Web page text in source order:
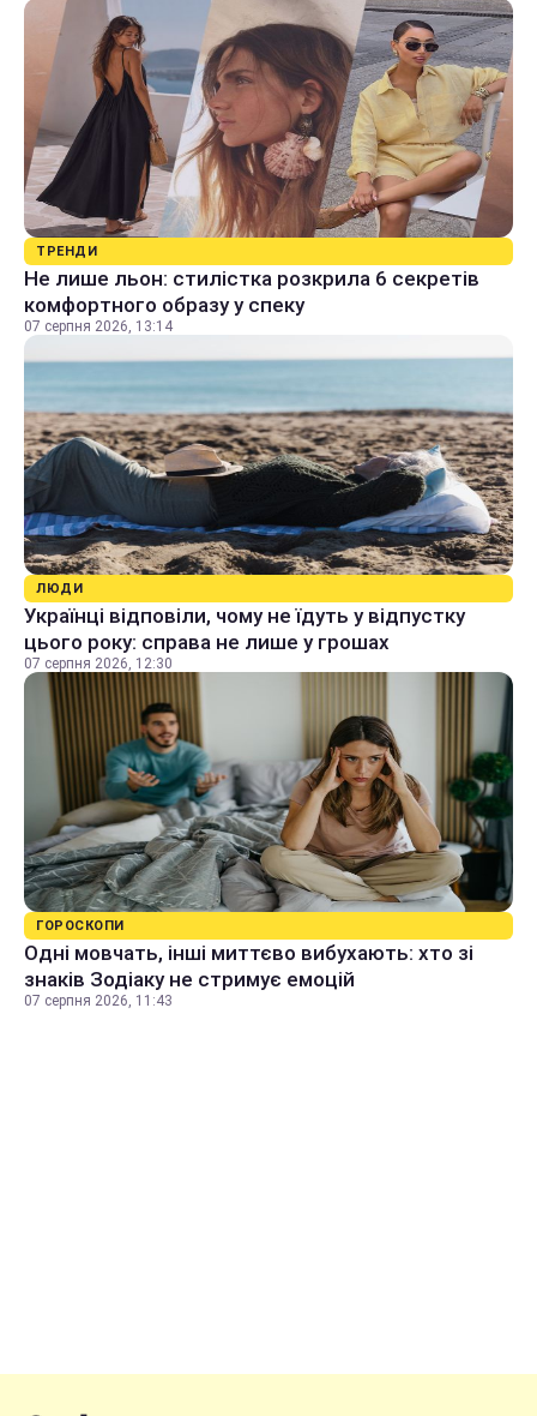
ТРЕНДИ
Не лише льон: стилістка розкрила 6 секретів
комфортного образу у спеку
07 серпня 2026, 13:14
ЛЮДИ
Українці відповіли, чому не їдуть у відпустку
цього року: справа не лише у грошах
07 серпня 2026, 12:30
ГОРОСКОПИ
Одні мовчать, інші миттєво вибухають: хто зі
знаків Зодіаку не стримує емоцій
07 серпня 2026, 11:43